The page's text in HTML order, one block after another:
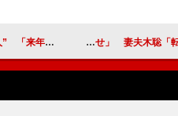
ます」と岡田結実 高畑充希、映画の賞に「すご